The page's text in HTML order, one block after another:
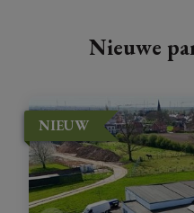
Nieuwe
NIEUW